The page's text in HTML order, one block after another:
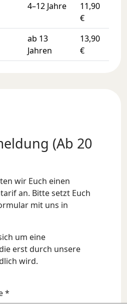
4–12 Jahre
11,90
€
ab 13
Jahren
13,90
€
(Ab 20
wir Euch einen
an. Bitte setzt Euch
mit uns in
um eine
erst durch unsere
wird.
*